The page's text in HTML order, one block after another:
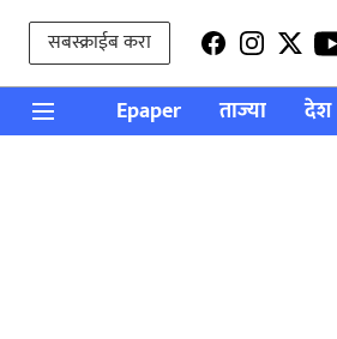
सबस्क्राईब करा
Epaper ताज्या देश